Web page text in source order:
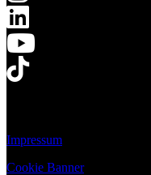
Impressum
Cookie Banner